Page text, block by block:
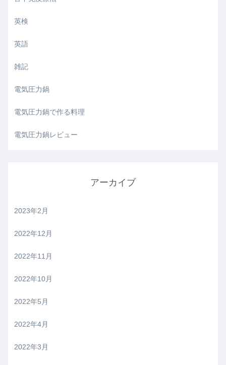
英検
英語
雑記
電気圧力鍋
電気圧力鍋で作る料理
電気圧力鍋レビュー
アーカイブ
2023年2月
2022年12月
2022年11月
2022年10月
2022年5月
2022年4月
2022年3月